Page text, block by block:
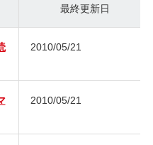
最終更新日
2010/05/21
2010/05/21